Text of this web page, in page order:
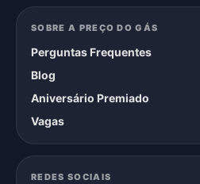
SOBRE A PREÇO DO GÁS
Perguntas Frequentes
Blog
Aniversário Premiado
Vagas
REDES SOCIAIS